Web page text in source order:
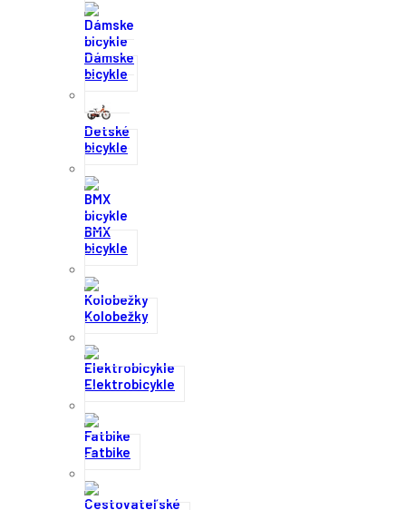
Dámske
bicykle
Detské
bicykle
BMX
bicykle
Kolobežky
Elektrobicykle
Fatbike